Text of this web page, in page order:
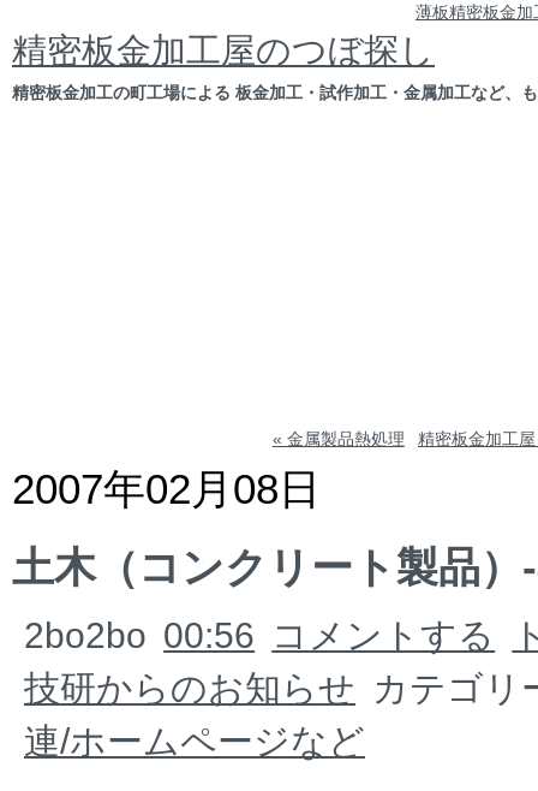
薄板精密板金加
精密板金加工屋のつぼ探し
精密板金加工の町工場による 板金加工・試作加工・金属加工など、
« 金属製品熱処理 精密板金加工
2007年02月08日
土木（コンクリート製品
2bo2bo 00:56 コメントする
技研からのお知らせ
カテゴリ
連/ホームページなど